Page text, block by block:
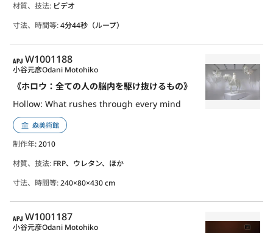
材質、技法: ビデオ
寸法、時間等:4分44秒（ループ）
APJ
W1001188
《ホロウ：全ての人の脳内を駆け抜けるもの》
Hollow: What rushes through every mind
小谷元彦Odani Motohiko
森美術館
制作年: 2010
材質、技法: FRP、ウレタン、ほか
寸法、時間等:240×80×430 cm
APJ
W1001187
小谷元彦Odani Motohiko